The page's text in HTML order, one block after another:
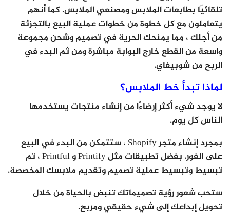
تلقائيًا بطابعات الملابس ومصنعي الملابس. كما أنهم
يتعاملون مع كل خطوة من خطوات عملية البيع بالتجزئة
من أجلك ، مما يمنحك الحرية في تصميم وشحن مجموعة
واسعة من القطع خارج البوابة مباشرة ومن ثم البدء في
الربح من شوبيفاي.
لماذا تبدأ خط الملابس؟
لا يوجد شيء أكثر إرضاءًا من إنشاء منتجات يستخدمها
الناس كل يوم.
بمجرد إنشاء متجر Shopify ، ستتمكن من البدء في البيع
على الفور. بفضل تطبيقات مثل Printify و Printful ، تم
تبسيط وتبسيط عملية تصميم وتقديم ملابسك المخصصة.
ستحب شعور رؤية تصميماتك تنبض بالحياة من خلال
تحويل إبداعك إلى شيء حقيقي ومربح.